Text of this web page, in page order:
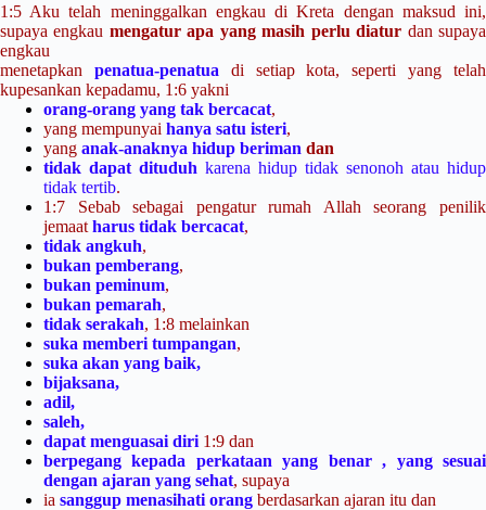
1:5 Aku telah meninggalkan engkau di Kreta dengan maksud ini,
supaya engkau mengatur apa yang masih perlu diatur dan supaya
engkau
menetapkan
penatua-penatua di setiap kota, seperti yang telah
kupesankan kepadamu, 1:6 yakni
orang-orang yang tak bercacat,
yang mempunyai hanya satu isteri,
yang anak-anaknya hidup beriman dan
tidak dapat dituduh karena hidup tidak senonoh atau hidup
tidak tertib.
1:7 Sebab sebagai pengatur rumah Allah seorang penilik
jemaat harus tidak bercacat,
tidak angkuh,
bukan pemberang,
bukan peminum,
bukan pemarah,
tidak serakah, 1:8 melainkan
suka memberi tumpangan,
suka akan yang baik,
bijaksana,
adil,
saleh,
dapat menguasai diri 1:9 dan
berpegang kepada perkataan yang benar , yang sesuai
dengan ajaran yang sehat, supaya
ia sanggup menasihati orang berdasarkan ajaran itu dan